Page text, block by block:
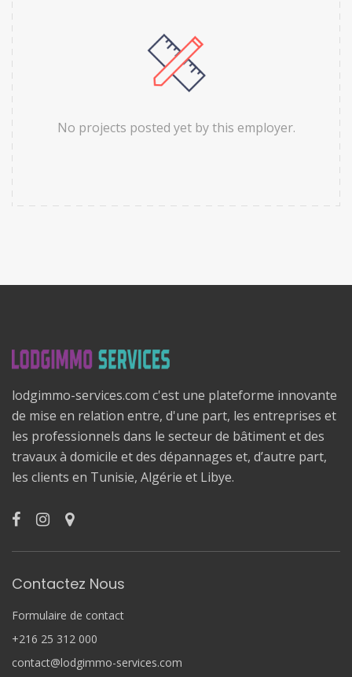
No projects posted yet by this employer.
lodgimmo-services.com c'est une plateforme innovante
de mise en relation entre, d'une part, les entreprises et
les professionnels dans le secteur de bâtiment et des
travaux à domicile et des dépannages et, d’autre part,
les clients en Tunisie, Algérie et Libye.
Contactez Nous
Formulaire de contact
+216 25 312 000
contact@lodgimmo-services.com